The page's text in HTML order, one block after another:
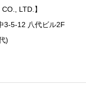
LTD.】
3-5-12 八代ビル2F
)